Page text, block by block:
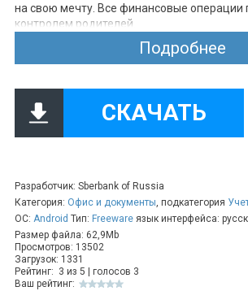
на свою мечту. Все финансовые операции
контролем родителей.
ребенку;
оплата покупок в магазине и
намеки родителям на желаемые
контроль расходов, перевод средств
лимита на расходы;
полный контроль финансовых
приложении.
Подробнее
СКАЧАТЬ
Разработчик: Sberbank of Russia
Категория: Офис и документы, подкатегория
ОС: Android Тип: Freeware язык интерфейса:
Размер файла: 62,9Mb
Просмотров: 13502
Загрузок: 1331
Рейтинг: 3 из 5 | голосов 3
Ваш рейтинг: